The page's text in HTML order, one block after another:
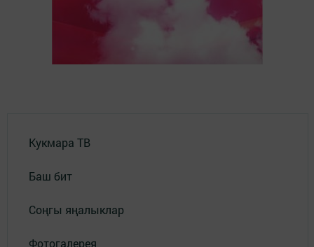
Кукмара ТВ
Баш бит
Соңгы яңалыклар
Фотогалерея